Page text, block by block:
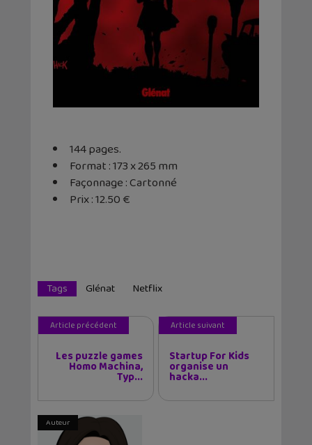
144 pages.
Format : 173 x 265 mm
Façonnage : Cartonné
Prix : 12.50 €
Tags Glénat Netflix
Article précédent
Les puzzle games
Homo Machina,
Typ...
Article suivant
Startup For Kids
organise un
hacka...
Auteur